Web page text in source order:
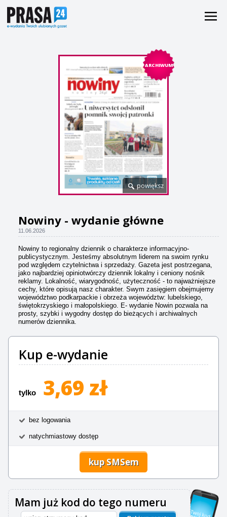
ARCHIWUM
powiększ
Nowiny - wydanie główne
11.06.2026
Nowiny to regionalny dziennik o charakterze informacyjno-
publicystycznym. Jesteśmy absolutnym liderem na swoim rynku
pod względem czytelnictwa i sprzedaży. Gazeta jest postrzegana,
jako najbardziej opiniotwórczy dziennik lokalny i ceniony nośnik
reklamy. Lokalność, wiarygodność, użyteczność - to najważniejsze
cechy, które opisują nasz charakter. Swym zasięgiem obejmujemy
województwo podkarpackie i obrzeża województw: lubelskiego,
świętokrzyskiego i małopolskiego. E- wydanie Nowin pozwala na
prosty, szybki i wygodny dostęp do bieżących i archiwalnych
numerów dziennika.
Kup e-wydanie
tylko 3,69 zł
bez logowania
natychmiastowy dostęp
kup SMSem
Mam już kod do tego numeru